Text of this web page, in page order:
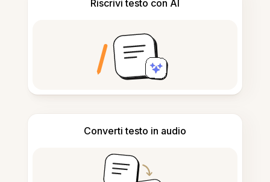
Riscrivi testo con AI
Converti testo in audio